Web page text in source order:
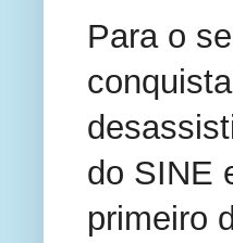
Para o
do SINE
primeiro